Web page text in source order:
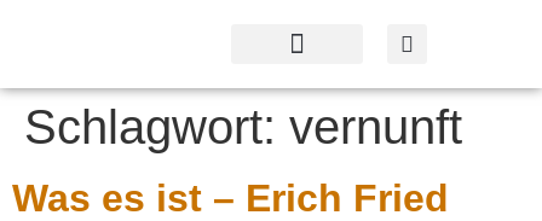
Schlagwort: vernunft
Was es ist – Erich Fried